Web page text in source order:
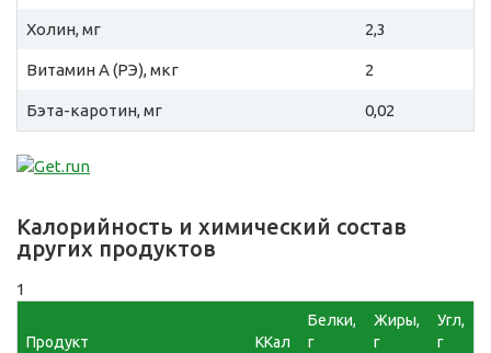
Холин, мг 2,3
Витамин A (РЭ), мкг 2
Бэта-каротин, мг 0,02
Калорийность и химический состав
других продуктов
1
Продукт ККал
Белки,
г
Жиры,
г
Угл,
г